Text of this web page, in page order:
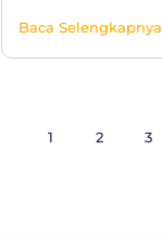
Baca Selengkapnya
1 2 3